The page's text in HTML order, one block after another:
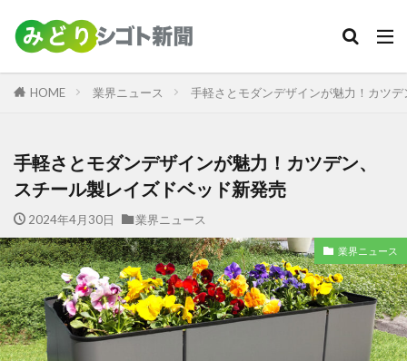
HOME 業界ニュース 手軽さとモダンデザインが魅力！カツ
手軽さとモダンデザインが魅力！カツデン、
スチール製レイズドベッド新発売
2024年4月30日 業界ニュース
業界ニュース
カテゴリー